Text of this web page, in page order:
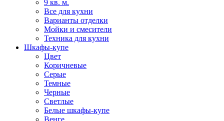
9 кв. м.
Все для кухни
Варианты отделки
Мойки и смесители
Техника для кухни
Шкафы-купе
Цвет
Коричневые
Серые
Темные
Черные
Светлые
Белые шкафы-купе
Венге